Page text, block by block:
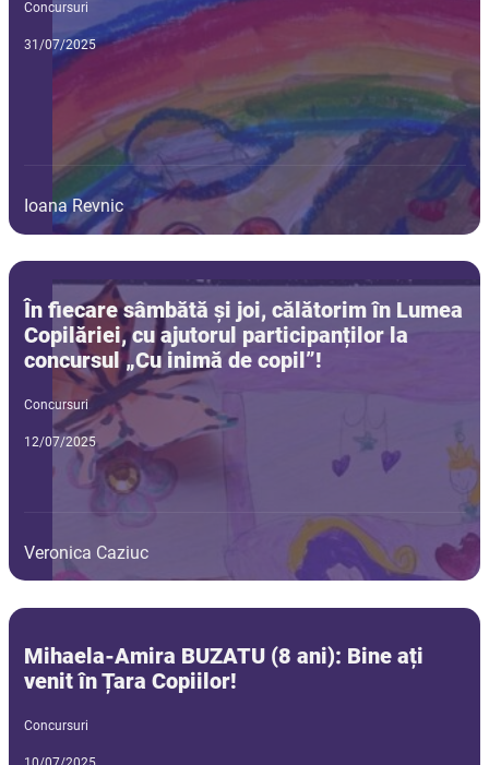
Concursuri
31/07/2025
Ioana Revnic
În fiecare sâmbătă și joi, călătorim în Lumea
Copilăriei, cu ajutorul participanților la
concursul „Cu inimă de copil”!
Concursuri
12/07/2025
Veronica Caziuc
Mihaela-Amira BUZATU (8 ani): Bine ați
venit în Țara Copiilor!
Concursuri